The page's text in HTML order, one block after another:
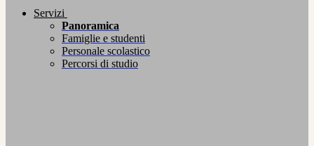
Servizi
Panoramica
Famiglie e studenti
Personale scolastico
Percorsi di studio